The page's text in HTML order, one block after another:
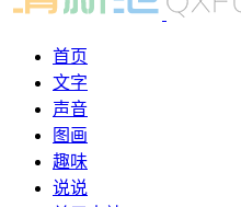
首页
文字
声音
图画
趣味
说说